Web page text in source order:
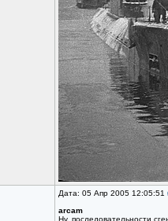
Дата: 05 Апр 2005 12:05:51
arcam
Ну, последовательности